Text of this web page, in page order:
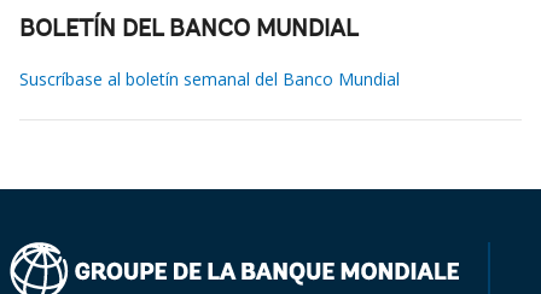
BOLETÍN DEL BANCO MUNDIAL
Suscríbase al boletín semanal del Banco Mundial